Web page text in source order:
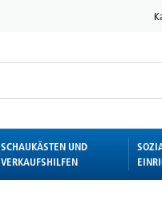
SCHAUKÄSTEN UND
VERKAUFSHILFEN